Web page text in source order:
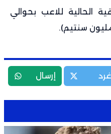
الحالية للاعب بحوالي
غرد إرسال